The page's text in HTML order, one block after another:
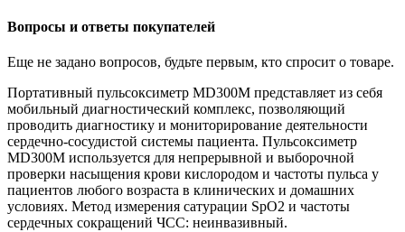
Вопросы и ответы покупателей
Еще не задано вопросов, будьте первым, кто спросит о товаре.
Портативный пульсоксиметр MD300M представляет из себя
мобильный диагностический комплекс, позволяющий
проводить диагностику и мониторирование деятельности
сердечно-сосудистой системы пациента. Пульсоксиметр
MD300M используется для непрерывной и выборочной
проверки насыщения крови кислородом и частоты пульса у
пациентов любого возраста в клинических и домашних
условиях. Метод измерения сатурации SpO2 и частоты
сердечных сокращений ЧСС: неинвазивный.